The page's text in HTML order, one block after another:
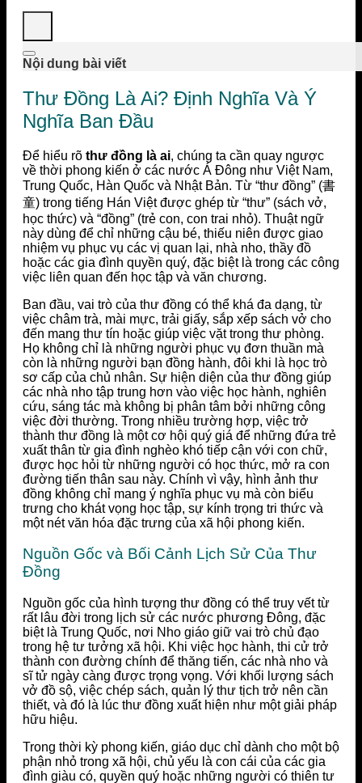
Nội dung bài viết
Thư Đồng Là Ai? Định Nghĩa Và Ý
Nghĩa Ban Đầu
Để hiểu rõ thư đồng là ai, chúng ta cần quay ngược
về thời phong kiến ở các nước Á Đông như Việt Nam,
Trung Quốc, Hàn Quốc và Nhật Bản. Từ “thư đồng” (書
童) trong tiếng Hán Việt được ghép từ “thư” (sách vở,
học thức) và “đồng” (trẻ con, con trai nhỏ). Thuật ngữ
này dùng để chỉ những cậu bé, thiếu niên được giao
nhiệm vụ phục vụ các vị quan lại, nhà nho, thầy đồ
hoặc các gia đình quyền quý, đặc biệt là trong các công
việc liên quan đến học tập và văn chương.
Ban đầu, vai trò của thư đồng có thể khá đa dạng, từ
việc châm trà, mài mực, trải giấy, sắp xếp sách vở cho
đến mang thư tín hoặc giúp việc vặt trong thư phòng.
Họ không chỉ là những người phục vụ đơn thuần mà
còn là những người bạn đồng hành, đôi khi là học trò
sơ cấp của chủ nhân. Sự hiện diện của thư đồng giúp
các nhà nho tập trung hơn vào việc học hành, nghiên
cứu, sáng tác mà không bị phân tâm bởi những công
việc đời thường. Trong nhiều trường hợp, việc trở
thành thư đồng là một cơ hội quý giá để những đứa trẻ
xuất thân từ gia đình nghèo khó tiếp cận với con chữ,
được học hỏi từ những người có học thức, mở ra con
đường tiến thân sau này. Chính vì vậy, hình ảnh thư
đồng không chỉ mang ý nghĩa phục vụ mà còn biểu
trưng cho khát vọng học tập, sự kính trọng tri thức và
một nét văn hóa đặc trưng của xã hội phong kiến.
Nguồn Gốc và Bối Cảnh Lịch Sử Của Thư
Đồng
Nguồn gốc của hình tượng thư đồng có thể truy vết từ
rất lâu đời trong lịch sử các nước phương Đông, đặc
biệt là Trung Quốc, nơi Nho giáo giữ vai trò chủ đạo
trong hệ tư tưởng xã hội. Khi việc học hành, thi cử trở
thành con đường chính để thăng tiến, các nhà nho và
sĩ tử ngày càng được trọng vọng. Với khối lượng sách
vở đồ sộ, việc chép sách, quản lý thư tịch trở nên cần
thiết, và đó là lúc thư đồng xuất hiện như một giải pháp
hữu hiệu.
Trong thời kỳ phong kiến, giáo dục chỉ dành cho một bộ
phận nhỏ trong xã hội, chủ yếu là con cái của các gia
đình giàu có, quyền quý hoặc những người có thiên tư